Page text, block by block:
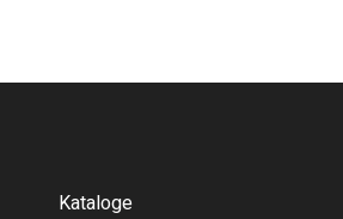
Kataloge